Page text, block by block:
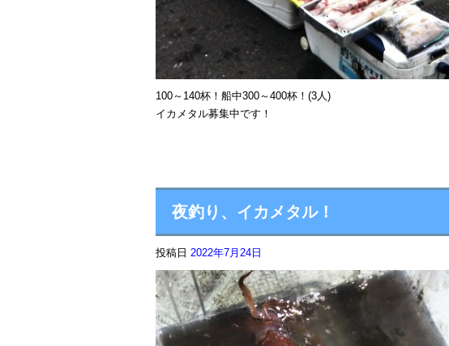
100～140杯！船中300～400杯！(3人)
イカメタル募集中です！
夜釣り、イカメタル！
投稿日 2022年7月24日